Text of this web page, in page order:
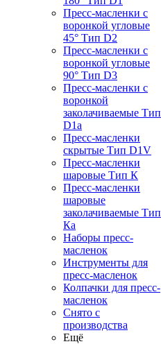
Пресс-масленки с
воронкой угловые
45° Тип D2
Пресс-масленки с
воронкой угловые
90° Тип D3
Пресс-масленки с
воронкой
заколачиваемые Тип
D1a
Пресс-масленки
скрытые Тип D1V
Пресс-масленки
шаровые Тип К
Пресс-масленки
шаровые
заколачиваемые Тип
Кa
Наборы пресс-
масленок
Инструменты для
пресс-масленок
Колпачки для пресс-
масленок
Снято с
производства
Ещё